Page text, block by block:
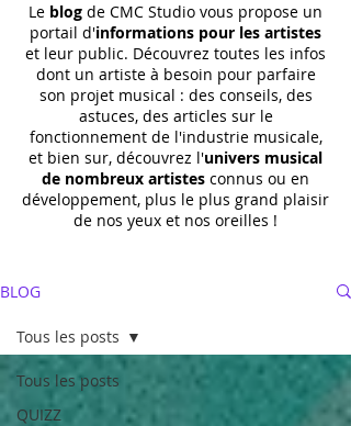
Le blog de CMC Studio vous propose un
portail d'informations pour les artistes
et leur public. Découvrez toutes les infos
dont un artiste à besoin pour parfaire
son projet musical : des conseils, des
astuces, des articles sur le
fonctionnement de l'industrie musicale,
et bien sur, découvrez l'univers musical
de nombreux artistes connus ou en
développement, plus le plus grand plaisir
de nos yeux et nos oreilles !
BLOG
Tous les posts
QUIZZ
Tous les posts